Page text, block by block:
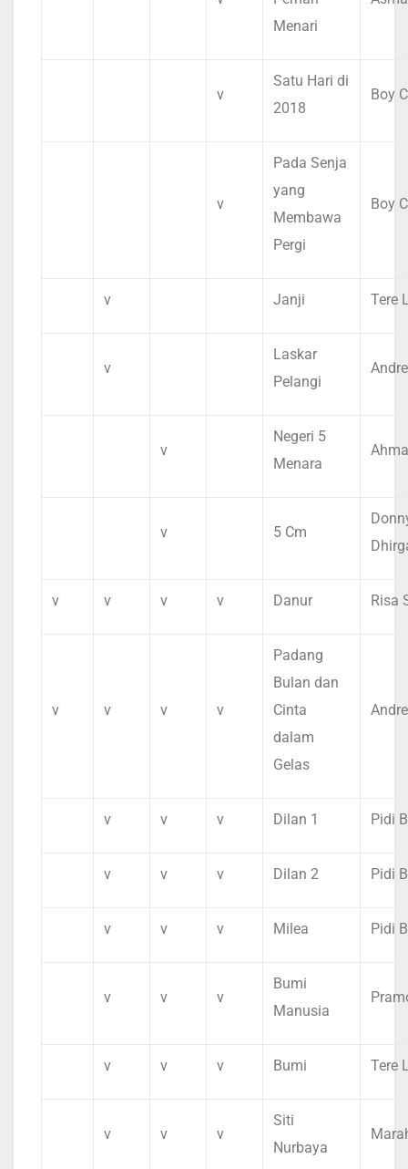
Menari
v
Satu Hari di
2018
Boy
v
Pada Senja
yang
Membawa
Pergi
Boy
v Janji Tere
v
Laskar
Pelangi
v
Negeri 5
Menara
v 5 Cm
v v v v Danur Risa
v v v v
Padang
Bulan dan
Cinta
dalam
Gelas
v v v Dilan 1 Pidi
v v v Dilan 2 Pidi
v v v Milea Pidi
v v v
Bumi
Manusia
v v v Bumi Tere
v v v
Siti
Nurbaya